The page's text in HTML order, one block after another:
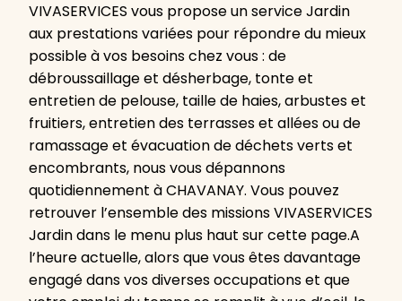
VIVASERVICES vous propose un service Jardin
aux prestations variées pour répondre du mieux
possible à vos besoins chez vous : de
débroussaillage et désherbage, tonte et
entretien de pelouse, taille de haies, arbustes et
fruitiers, entretien des terrasses et allées ou de
ramassage et évacuation de déchets verts et
encombrants, nous vous dépannons
quotidiennement à CHAVANAY. Vous pouvez
retrouver l’ensemble des missions VIVASERVICES
Jardin dans le menu plus haut sur cette page.A
l’heure actuelle, alors que vous êtes davantage
engagé dans vos diverses occupations et que